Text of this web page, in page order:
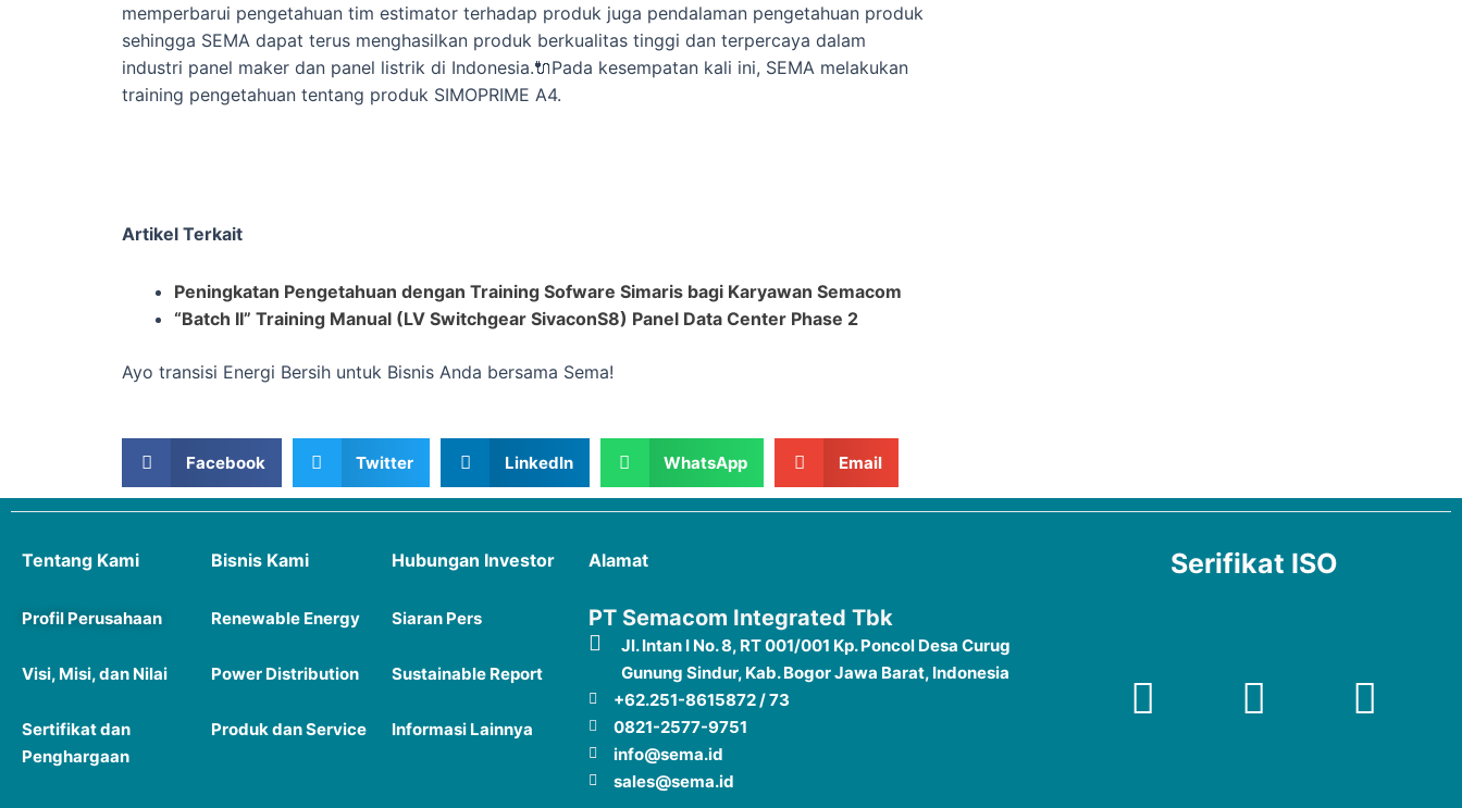
memperbarui pengetahuan tim estimator terhadap produk juga pendalaman pengetahuan produk
sehingga SEMA dapat terus menghasilkan produk berkualitas tinggi dan terpercaya dalam
industri panel maker dan panel listrik di Indonesia.🔌Pada kesempatan kali ini, SEMA melakukan
training pengetahuan tentang produk SIMOPRIME A4.
Artikel Terkait
Peningkatan Pengetahuan dengan Training Sofware Simaris bagi Karyawan Semacom
“Batch II” Training Manual (LV Switchgear SivaconS8) Panel Data Center Phase 2
Ayo transisi Energi Bersih untuk Bisnis Anda bersama Sema!
Facebook Twitter LinkedIn WhatsApp Email
Tentang Kami
Profil Perusahaan
Visi, Misi, dan Nilai
Sertifikat dan
Penghargaan
Bisnis Kami
Renewable Energy
Power Distribution
Produk dan Service
Hubungan Investor
Siaran Pers
Sustainable Report
Informasi Lainnya
Alamat
PT Semacom Integrated Tbk
Jl. Intan I No. 8, RT 001/001 Kp. Poncol Desa Curug
Gunung Sindur, Kab. Bogor Jawa Barat, Indonesia
+62.251-8615872 / 73
0821-2577-9751
info@sema.id
sales@sema.id
Serifikat ISO